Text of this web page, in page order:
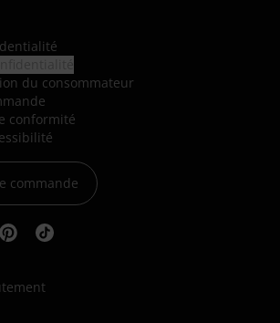
du consommateur
conformité
commande